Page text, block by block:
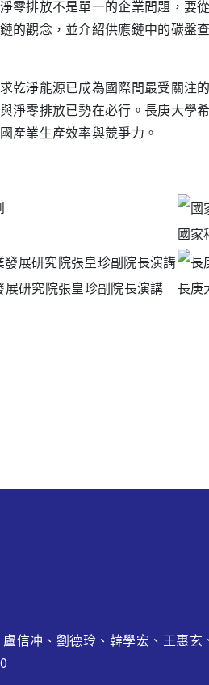
零排放不是單一的企業問題，要
的觀念，並介紹供應鏈中的碳盤
乾淨能源已成為國際間最受關注
淨零排放已勢在必行。長庚大學
產業生產效率與競爭力。
國家
展研究院張皇珍副院長演講 長庚
盧信冲、劉德玲、韓學宏、王惠玄